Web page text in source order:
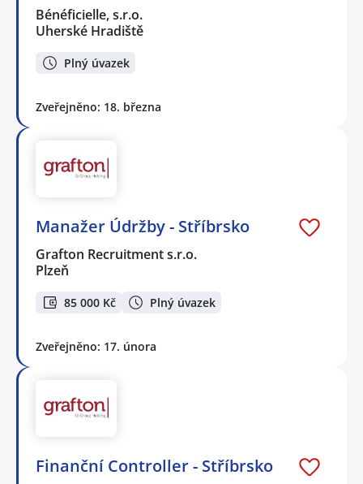
Bénéficielle, s.r.o.
Uherské Hradiště
Plný úvazek
Zveřejněno: 18. března
Manažer Údržby - Stříbrsko
Grafton Recruitment s.r.o.
Plzeň
85 000 Kč Plný úvazek
Zveřejněno: 17. února
Finanční Controller - Stříbrsko